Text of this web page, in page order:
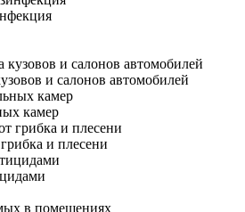
и салонов автомобилей
камер
и плесени